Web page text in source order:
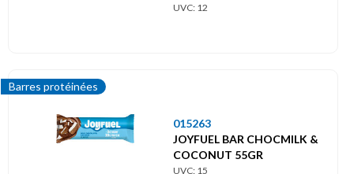
UVC: 12
Barres protéinées
015263
JOYFUEL BAR CHOCMILK &
COCONUT 55GR
UVC: 15